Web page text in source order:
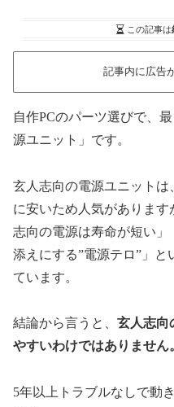
この記事は
記事内に広告
自作PCのパーツ選びで、
源ユニット」です。
玄人志向の電源ユニット
に安いため人気があります
志向の電源は寿命が短い」
添えにする”電源テロ”」
ています。
結論から言うと、 玄人志向
やすいわけではありません
5年以上トラブルなしで動